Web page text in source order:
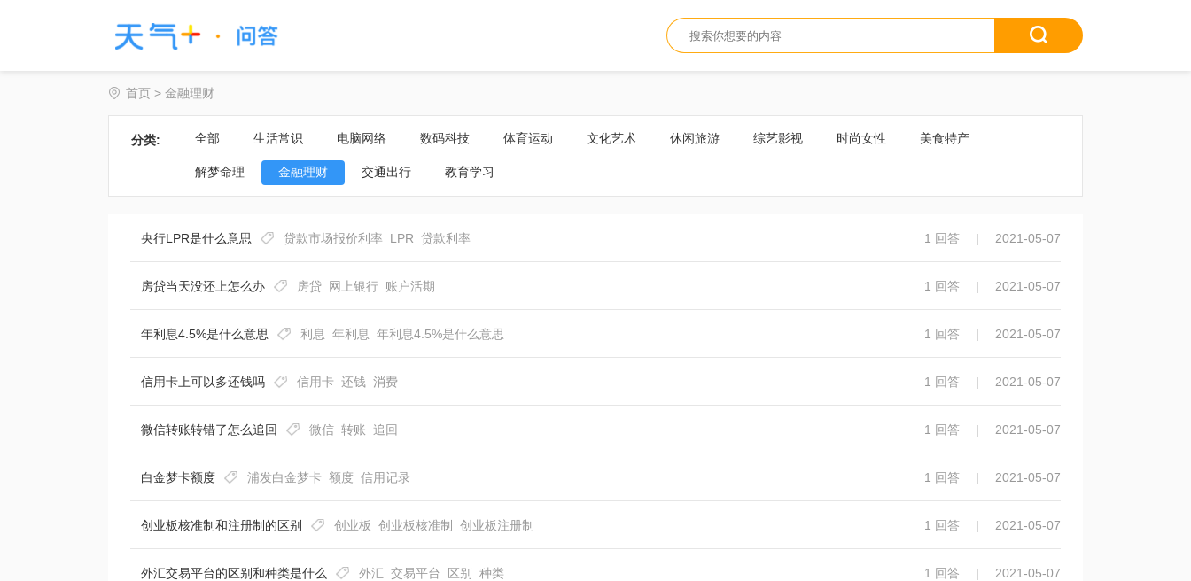
首页 > 金融理财
分类: 全部 生活常识 电脑网络 数码科技 体育运动 文化艺术 休闲旅游 综艺影视 时尚女性 美食特产
解梦命理 金融理财 交通出行 教育学习
央行LPR是什么意思 贷款市场报价利率 LPR 贷款利率 1 回答 | 2021-05-07
房贷当天没还上怎么办 房贷 网上银行 账户活期 1 回答 | 2021-05-07
年利息4.5%是什么意思 利息 年利息 年利息4.5%是什么意思 1 回答 | 2021-05-07
信用卡上可以多还钱吗 信用卡 还钱 消费 1 回答 | 2021-05-07
微信转账转错了怎么追回 微信 转账 追回 1 回答 | 2021-05-07
白金梦卡额度 浦发白金梦卡 额度 信用记录 1 回答 | 2021-05-07
创业板核准制和注册制的区别 创业板 创业板核准制 创业板注册制 1 回答 | 2021-05-07
外汇交易平台的区别和种类是什么 外汇 交易平台 区别 种类 1 回答 | 2021-05-07